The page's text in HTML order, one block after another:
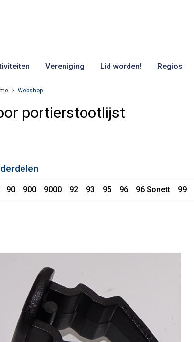
Vereniging Lid worden! Regios
Webshop
portierstootlijst
90 900 9000 92 93 95 96 96 Sonett 99